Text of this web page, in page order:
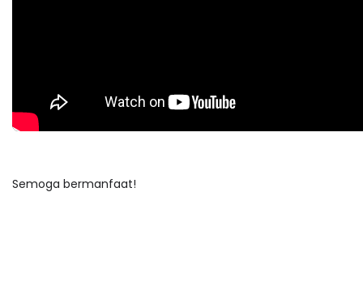
Semoga bermanfaat!